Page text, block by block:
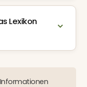
Lexikon